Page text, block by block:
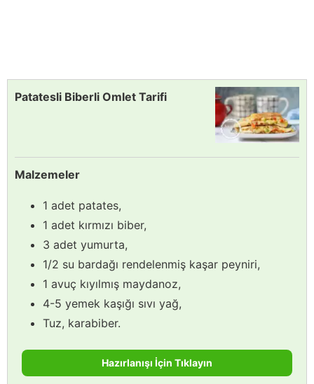
Patatesli Biberli Omlet Tarifi
Malzemeler
1 adet patates,
1 adet kırmızı biber,
3 adet yumurta,
1/2 su bardağı rendelenmiş kaşar peyniri,
1 avuç kıyılmış maydanoz,
4-5 yemek kaşığı sıvı yağ,
Tuz, karabiber.
Hazırlanışı İçin Tıklayın